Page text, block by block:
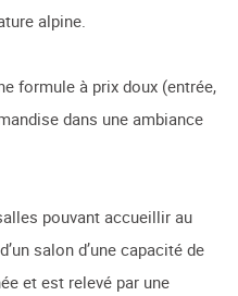
alpine.
formule à prix doux (entrée,
dans une ambiance
pouvant accueillir au
salon d’une capacité de
et est relevé par une